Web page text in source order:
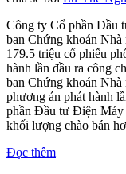
Công ty Cổ phần Đầu
ban Chứng khoán Nhà
179.5 triệu cổ phiếu
hành lần đầu ra công
ban Chứng khoán Nhà
phương án phát hành
phần Đầu tư Điện
khối lượng chào bán
Đọc thêm